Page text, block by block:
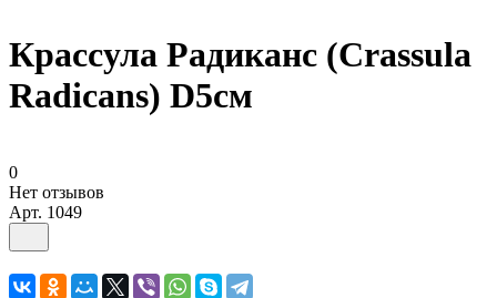
Крассула Радиканс (Crassula
Radicans) D5см
0
Нет отзывов
Арт. 1049